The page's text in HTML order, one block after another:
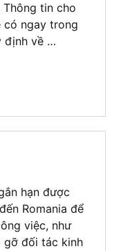
tin cho
có ngay trong
định về …
hạn được
Romania để
việc, như
gỡ đối tác kinh